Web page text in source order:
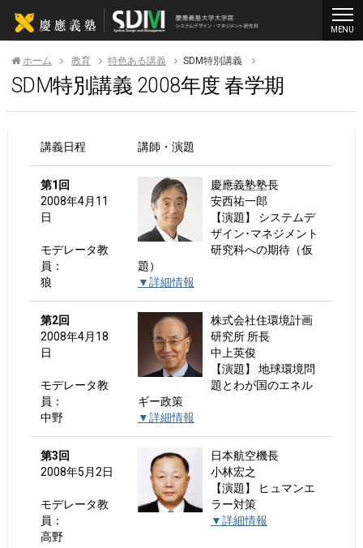
ホーム 教育 特色ある講義 SDM特別講義
SDM特別講義 2008年度 春学期
講義日程 講師・演題
第1回
2008年4月11
日
モデレータ教
員：
狼
慶應義塾塾長
安西祐一郎
【演題】 システムデ
ザイン･マネジメント
研究科への期待（仮
題）
▼詳細情報
第2回
2008年4月18
日
モデレータ教
員：
中野
株式会社住環境計画
研究所 所長
中上英俊
【演題】 地球環境問
題とわが国のエネル
ギー政策
▼詳細情報
第3回
2008年5月2日
モデレータ教
員：
高野
日本航空機長
小林宏之
【演題】 ヒュマンエ
ラー対策
▼詳細情報
MENU